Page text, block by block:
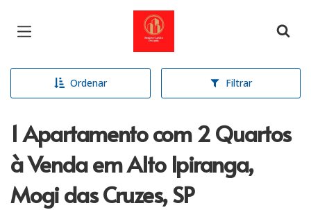
Página inicial
Ordenar Filtrar
1 Apartamento com 2 Quartos
à Venda em Alto Ipiranga,
Mogi das Cruzes, SP